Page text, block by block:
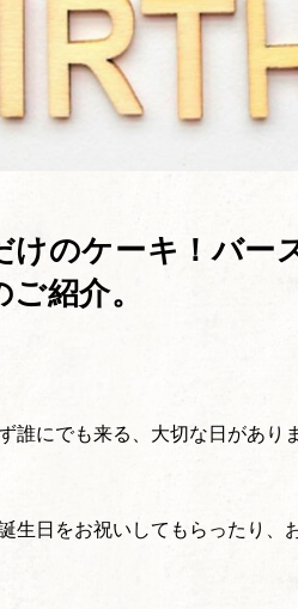
けのケーキ！バー
紹介。
誰にでも来る、大切な日があり
生日をお祝いしてもらったり